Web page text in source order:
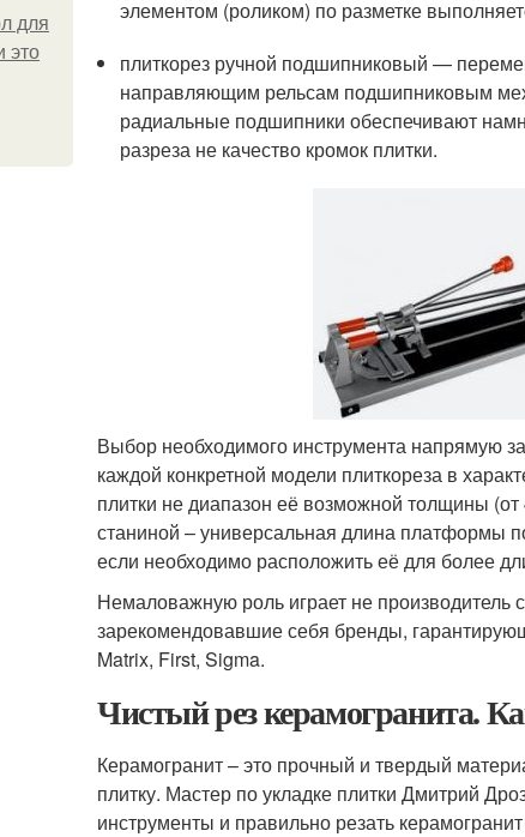
для
это
элементом (роликом) по разметке
плиткорез ручной подшипниковый —
направляющим рельсам подшипниковым
радиальные подшипники обеспечивают
разреза не качество кромок плитки.
Выбор необходимого инструмента напрямую
каждой конкретной модели плиткореза в
плитки не диапазон её возможной толщины
станиной – универсальная длина платформы
если необходимо расположить её для более
Немаловажную роль играет не производитель
зарекомендовавшие себя бренды,
Matrix, First, Sigma.
Чистый рез керамогранита.
Керамогранит – это прочный и твердый
плитку. Мастер по укладке плитки Дмитрий
инструменты и правильно резать